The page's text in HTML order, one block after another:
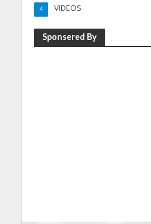
VIDEOS
4
Sponsered By